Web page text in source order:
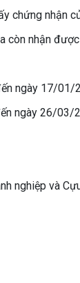
chứng nhận
còn nhận
ngày 17/01/
ngày 26/03/
nghiệp và